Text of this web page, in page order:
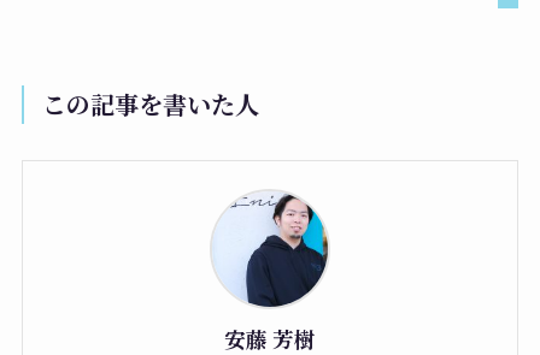
この記事を書いた人
安藤 芳樹